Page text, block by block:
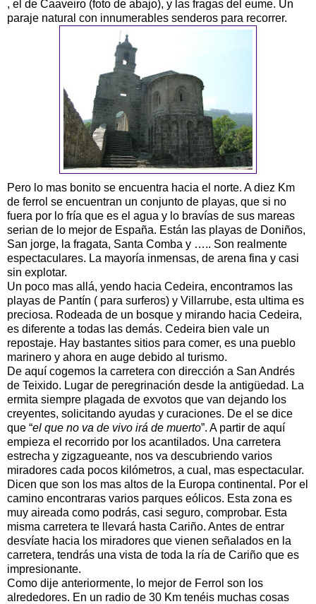
, el de Caaveiro (foto de abajo), y las fragas del eume. Un
paraje natural con innumerables senderos para recorrer.
Pero lo mas bonito se encuentra hacia el norte. A diez Km
de ferrol se encuentran un conjunto de playas, que si no
fuera por lo fría que es el agua y lo bravías de sus mareas
serian de lo mejor de España. Están las playas de Doniños,
San jorge, la fragata, Santa Comba y ….. Son realmente
espectaculares. La mayoría inmensas, de arena fina y casi
sin explotar.
Un poco mas allá, yendo hacia Cedeira, encontramos las
playas de Pantín ( para surferos) y Villarrube, esta ultima es
preciosa. Rodeada de un bosque y mirando hacia Cedeira,
es diferente a todas las demás. Cedeira bien vale un
repostaje. Hay bastantes sitios para comer, es una pueblo
marinero y ahora en auge debido al turismo.
De aquí cogemos la carretera con dirección a San Andrés
de Teixido. Lugar de peregrinación desde la antigüedad. La
ermita siempre plagada de exvotos que van dejando los
creyentes, solicitando ayudas y curaciones. De el se dice
que “el que no va de vivo irá de muerto”. A partir de aquí
empieza el recorrido por los acantilados. Una carretera
estrecha y zigzagueante, nos va descubriendo varios
miradores cada pocos kilómetros, a cual, mas espectacular.
Dicen que son los mas altos de la Europa continental. Por el
camino encontraras varios parques eólicos. Esta zona es
muy aireada como podrás, casi seguro, comprobar. Esta
misma carretera te llevará hasta Cariño. Antes de entrar
desvíate hacia los miradores que vienen señalados en la
carretera, tendrás una vista de toda la ría de Cariño que es
impresionante.
Como dije anteriormente, lo mejor de Ferrol son los
alrededores. En un radio de 30 Km tenéis muchas cosas